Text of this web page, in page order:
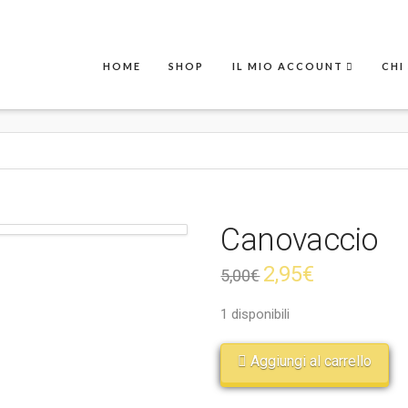
HOME SHOP IL MIO ACCOUNT CHI
Canovaccio
5,00€ 2,95€
1 disponibili
Aggiungi al carrello